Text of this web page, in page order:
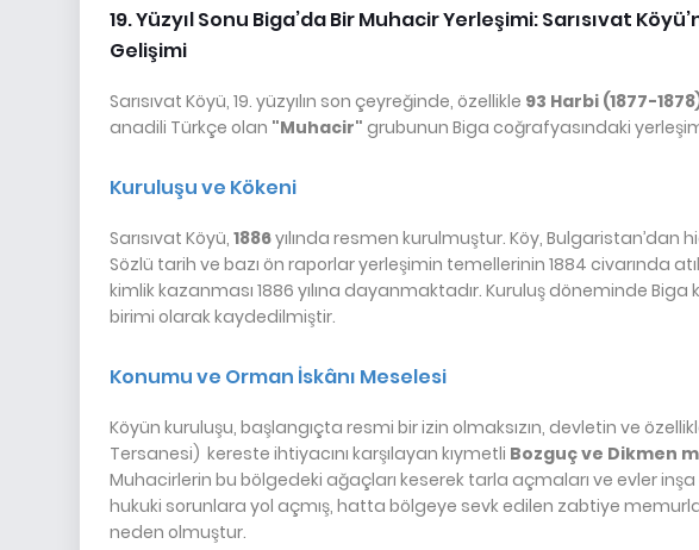
19. Yüzyıl Sonu Biga’da Bir Muhacir Yerleşimi: Sarısıvat
Gelişimi
Sarısıvat Köyü, 19. yüzyılın son çeyreğinde, özellikle 93 Harbi (1877-
anadili Türkçe olan "Muhacir" grubunun Biga coğrafyasındaki
Kuruluşu ve Kökeni
Sarısıvat Köyü, 1886yılında resmen kurulmuştur. Köy,
Sözlü tarih ve bazı ön raporlar yerleşimin temellerinin 1884 civarında
kimlik kazanması 1886 yılına dayanmaktadır. Kuruluş döneminde Biga
birimi olarak kaydedilmiştir.
Konumu ve Orman İskânı Meselesi
Köyün kuruluşu, başlangıçta resmi bir izin olmaksızın, devletin ve
Tersanesi) kereste ihtiyacını karşılayan kıymetli Bozguç ve Dikmen
Muhacirlerin bu bölgedeki ağaçları keserek tarla açmaları ve evler
hukuki sorunlara yol açmış, hatta bölgeye sevk edilen zabtiye
neden olmuştur.